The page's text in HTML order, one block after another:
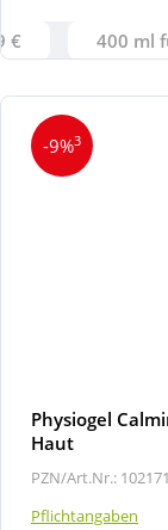
€ 400 ml
-9%3
Physiogel
Haut
PZN/Art.Nr.:
Pflichtangaben